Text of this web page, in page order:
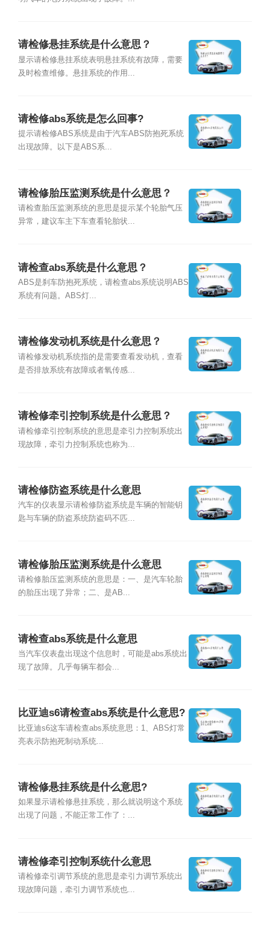
请检修悬挂系统是什么意思？
显示请检修悬挂系统表明悬挂系统有故障，需要
及时检查维修。悬挂系统的作用...
请检修abs系统是怎么回事?
提示请检修ABS系统是由于汽车ABS防抱死系统
出现故障。以下是ABS系...
请检修胎压监测系统是什么意思？
请检查胎压监测系统的意思是提示某个轮胎气压
异常，建议车主下车查看轮胎状...
请检查abs系统是什么意思？
ABS是刹车防抱死系统，请检查abs系统说明ABS
系统有问题。ABS灯...
请检修发动机系统是什么意思？
请检修发动机系统指的是需要查看发动机，查看
是否排放系统有故障或者氧传感...
请检修牵引控制系统是什么意思？
请检修牵引控制系统的意思是牵引力控制系统出
现故障，牵引力控制系统也称为...
请检修防盗系统是什么意思
汽车的仪表显示请检修防盗系统是车辆的智能钥
匙与车辆的防盗系统防盗码不匹...
请检修胎压监测系统是什么意思
请检修胎压监测系统的意思是：一、是汽车轮胎
的胎压出现了异常；二、是AB...
请检查abs系统是什么意思
当汽车仪表盘出现这个信息时，可能是abs系统出
现了故障。几乎每辆车都会...
比亚迪s6请检查abs系统是什么意思?
比亚迪s6这车请检查abs系统意思：1、ABS灯常
亮表示防抱死制动系统...
请检修悬挂系统是什么意思?
如果显示请检修悬挂系统，那么就说明这个系统
出现了问题，不能正常工作了：...
请检修牵引控制系统什么意思
请检修牵引调节系统的意思是牵引力调节系统出
现故障问题，牵引力调节系统也...